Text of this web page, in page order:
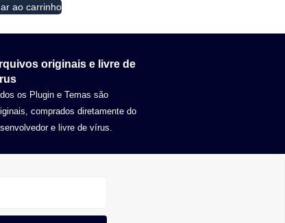
ao carrinho
originais e livre de
os Plugin e Temas são
comprados diretamente do
e livre de vírus.